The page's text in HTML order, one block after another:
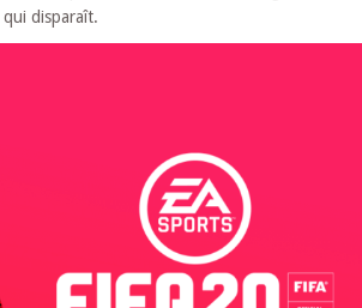
qui disparaît.